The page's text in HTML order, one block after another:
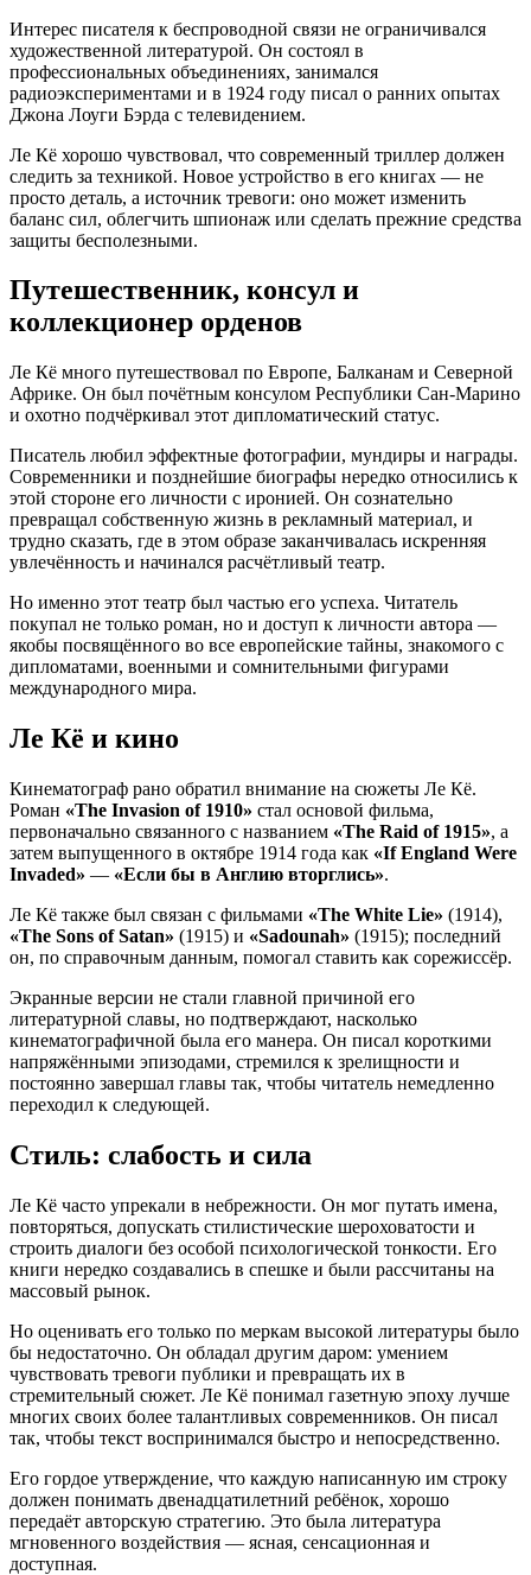
Интерес писателя к беспроводной связи не ограничивался
художественной литературой. Он состоял в
профессиональных объединениях, занимался
радиоэкспериментами и в 1924 году писал о ранних опытах
Джона Лоуги Бэрда с телевидением.
Ле Кё хорошо чувствовал, что современный триллер должен
следить за техникой. Новое устройство в его книгах — не
просто деталь, а источник тревоги: оно может изменить
баланс сил, облегчить шпионаж или сделать прежние средства
защиты бесполезными.
Путешественник, консул и
коллекционер орденов
Ле Кё много путешествовал по Европе, Балканам и Северной
Африке. Он был почётным консулом Республики Сан-Марино
и охотно подчёркивал этот дипломатический статус.
Писатель любил эффектные фотографии, мундиры и награды.
Современники и позднейшие биографы нередко относились к
этой стороне его личности с иронией. Он сознательно
превращал собственную жизнь в рекламный материал, и
трудно сказать, где в этом образе заканчивалась искренняя
увлечённость и начинался расчётливый театр.
Но именно этот театр был частью его успеха. Читатель
покупал не только роман, но и доступ к личности автора —
якобы посвящённого во все европейские тайны, знакомого с
дипломатами, военными и сомнительными фигурами
международного мира.
Ле Кё и кино
Кинематограф рано обратил внимание на сюжеты Ле Кё.
Роман «The Invasion of 1910» стал основой фильма,
первоначально связанного с названием «The Raid of 1915», а
затем выпущенного в октябре 1914 года как «If England Were
Invaded» — «Если бы в Англию вторглись».
Ле Кё также был связан с фильмами «The White Lie» (1914),
«The Sons of Satan» (1915) и «Sadounah» (1915); последний
он, по справочным данным, помогал ставить как сорежиссёр.
Экранные версии не стали главной причиной его
литературной славы, но подтверждают, насколько
кинематографичной была его манера. Он писал короткими
напряжёнными эпизодами, стремился к зрелищности и
постоянно завершал главы так, чтобы читатель немедленно
переходил к следующей.
Стиль: слабость и сила
Ле Кё часто упрекали в небрежности. Он мог путать имена,
повторяться, допускать стилистические шероховатости и
строить диалоги без особой психологической тонкости. Его
книги нередко создавались в спешке и были рассчитаны на
массовый рынок.
Но оценивать его только по меркам высокой литературы было
бы недостаточно. Он обладал другим даром: умением
чувствовать тревоги публики и превращать их в
стремительный сюжет. Ле Кё понимал газетную эпоху лучше
многих своих более талантливых современников. Он писал
так, чтобы текст воспринимался быстро и непосредственно.
Его гордое утверждение, что каждую написанную им строку
должен понимать двенадцатилетний ребёнок, хорошо
передаёт авторскую стратегию. Это была литература
мгновенного воздействия — ясная, сенсационная и
доступная.